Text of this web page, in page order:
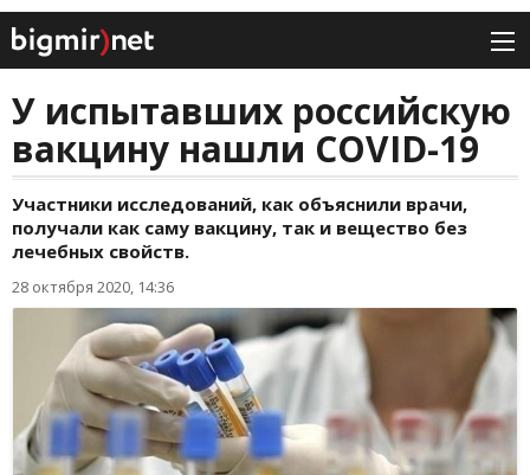
У испытавших российскую
вакцину нашли COVID-19
Участники исследований, как объяснили врачи,
получали как саму вакцину, так и вещество без
лечебных свойств.
28 октября 2020, 14:36